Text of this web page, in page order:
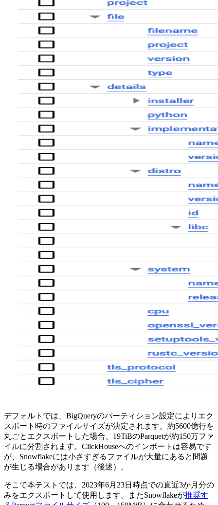
デフォルトでは、BigQueryのパーティション設定によりエク
スポート時のファイルサイズが決定されます。約5600億行を
丸ごとエクスポートした場合、19TiBのParquetが約150万ファ
イルに分割されます。ClickHouseへのインポートは容易です
が、Snowflakeには小さすぎるファイルが大量にあると問題
が生じる場合があります（後述）。
そこで本テストでは、2023年6月23日時点での直近3か月分の
みをエクスポートして使用します。またSnowflakeが推奨す